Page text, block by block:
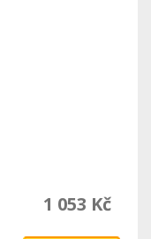
1 053 Kč